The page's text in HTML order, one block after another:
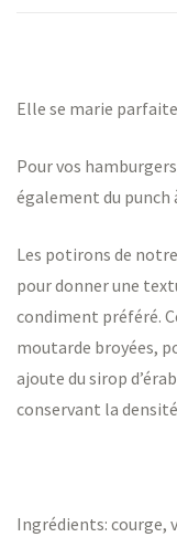
Elle se marie
Pour vos
également du punch
Les potirons de
pour donner une
condiment préféré.
moutarde broyées,
ajoute du sirop
conservant la
Ingrédients: courge,